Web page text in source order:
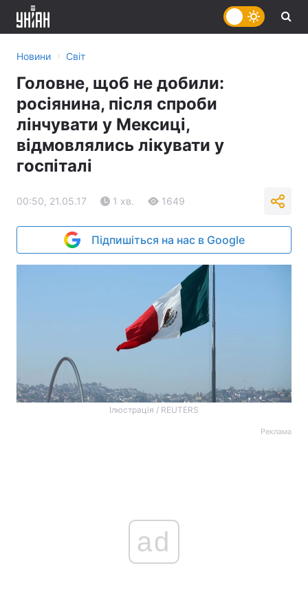
Новини › Світ
Головне, щоб не добили:
росіянина, після спроби
лінчувати у Мексиці,
відмовлялись лікувати у
госпіталі
00:50, 21.05.17 1 хв. 1649
Підпишіться на нас в Google
Ілюстрація / REUTERS
Реклама
ad